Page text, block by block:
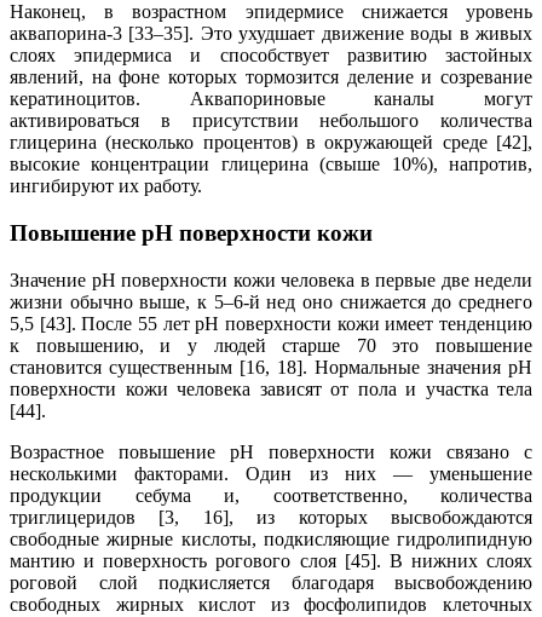
Наконец, в возрастном эпидермисе снижается уровень
аквапорина-3 [33–35]. Это ухудшает движение воды в живых
слоях эпидермиса и способствует развитию застойных
явлений, на фоне которых тормозится деление и созревание
кератиноцитов. Аквапориновые каналы могут
активироваться в присутствии небольшого количества
глицерина (несколько процентов) в окружающей среде [42],
высокие концентрации глицерина (свыше 10%), напротив,
ингибируют их работу.
Повышение pH поверхности кожи
Значение pH поверхности кожи человека в первые две недели
жизни обычно выше, к 5–6-й нед оно снижается до среднего
5,5 [43]. После 55 лет pH поверхности кожи имеет тенденцию
к повышению, и у людей старше 70 это повышение
становится существенным [16, 18]. Нормальные значения pH
поверхности кожи человека зависят от пола и участка тела
[44].
Возрастное повышение рН поверхности кожи связано с
несколькими факторами. Один из них — уменьшение
продукции себума и, соответственно, количества
триглицеридов [3, 16], из которых высвобождаются
свободные жирные кислоты, подкисляющие гидролипидную
мантию и поверхность рогового слоя [45]. В нижних слоях
роговой слой подкисляется благодаря высвобождению
свободных жирных кислот из фосфолипидов клеточных